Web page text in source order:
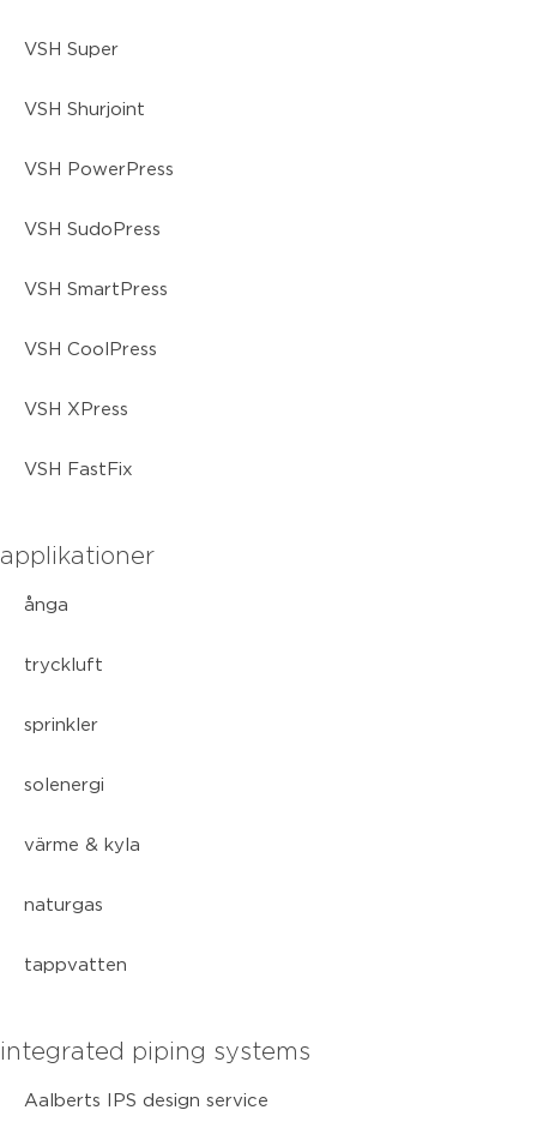
VSH Super
VSH Shurjoint
VSH PowerPress
VSH SudoPress
VSH SmartPress
VSH CoolPress
VSH XPress
VSH FastFix
applikationer
ånga
tryckluft
sprinkler
solenergi
värme & kyla
naturgas
tappvatten
integrated piping systems
Aalberts IPS design service